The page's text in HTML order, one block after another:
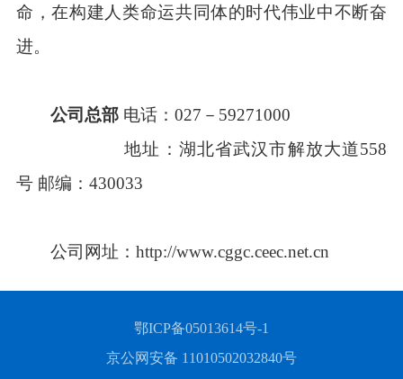
命，在构建人类命运共同体的时代伟业中不断奋
进。
公司总部 电话：027－59271000
地址：湖北省武汉市解放大道558
号 邮编：430033
公司网址：http://www.cggc.ceec.net.cn
鄂ICP备05013614号-1
京公网安备 11010502032840号